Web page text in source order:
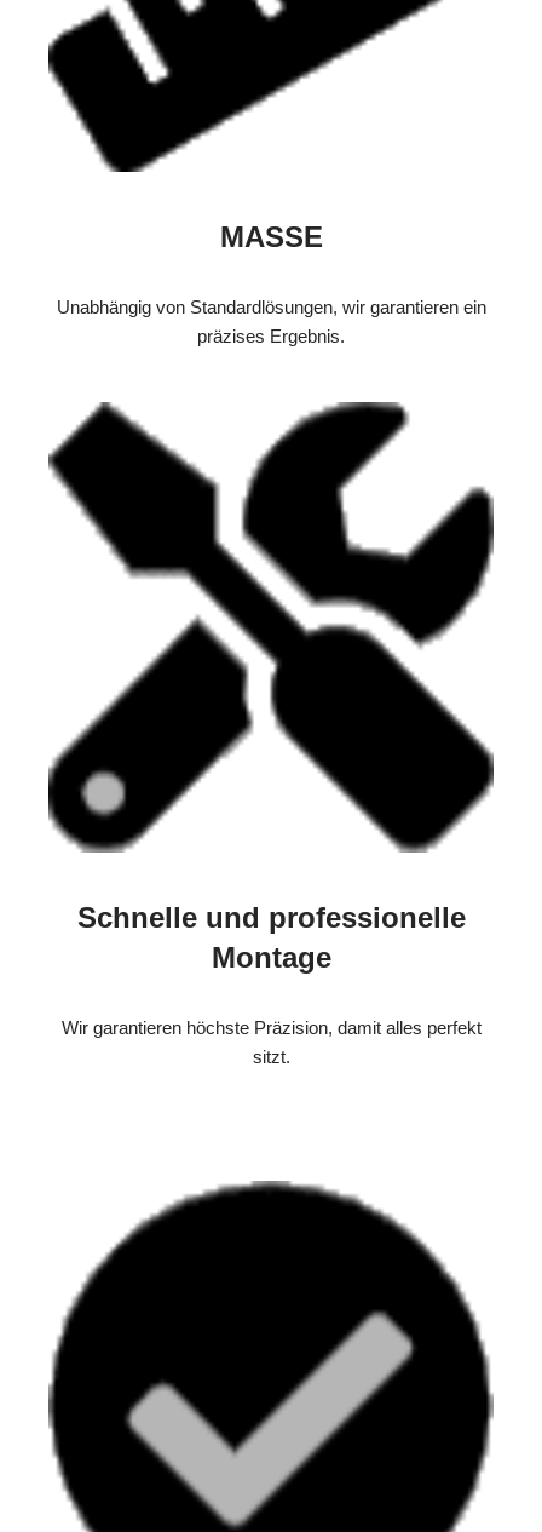
MASSE
Unabhängig von Standardlösungen, wir garantieren ein
präzises Ergebnis.
Schnelle und professionelle
Montage
Wir garantieren höchste Präzision, damit alles perfekt
sitzt.